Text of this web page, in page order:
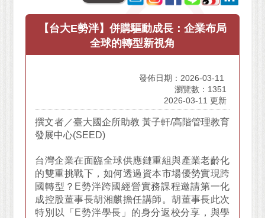
【台大E勢泮】併購驅動成長：企業布局
全球的轉型新視角
發佈日期：2026-03-11
瀏覽數：1351
2026-03-11 更新
撰文者／臺大國企所助教 黃子軒/高階管理教育
發展中心(SEED)
台灣企業在面臨全球供應鏈重組與產業老齡化
的雙重挑戰下，如何透過資本市場優勢實現跨
國轉型？E勢泮跨國經營實務課程邀請第一化
成控股董事長胡湘麒擔任講師。胡董事長此次
特別以「E勢泮學長」的身分返校分享，與學